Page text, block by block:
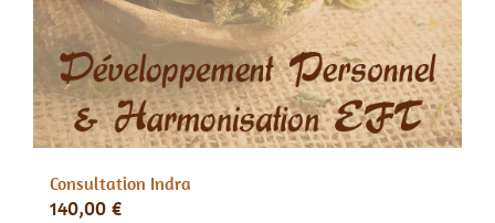
Consultation Indra
140,00 €